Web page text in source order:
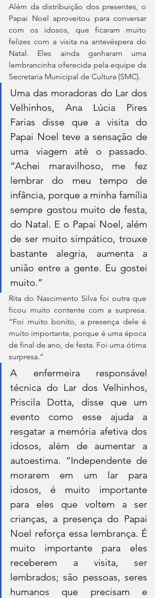
Além da distribuição dos presentes, o
Papai Noel aproveitou para conversar
com os idosos, que ficaram muito
felizes com a visita na antevéspera do
Natal. Eles ainda ganharam uma
lembrancinha oferecida pela equipe da
Secretaria Municipal de Cultura (SMC).
Uma das moradoras do Lar dos
Velhinhos, Ana Lúcia Pires
Farias disse que a visita do
Papai Noel teve a sensação de
uma viagem até o passado.
“Achei maravilhoso, me fez
lembrar do meu tempo de
infância, porque a minha família
sempre gostou muito de festa,
do Natal. E o Papai Noel, além
de ser muito simpático, trouxe
bastante alegria, aumenta a
união entre a gente. Eu gostei
muito.”
Rita do Nascimento Silva foi outra que
ficou muito contente com a surpresa.
“Foi muito bonito, a presença dele é
muito importante, porque é uma época
de final de ano, de festa. Foi uma ótima
surpresa.”
A enfermeira responsável
técnica do Lar dos Velhinhos,
Priscila Dotta, disse que um
evento como esse ajuda a
resgatar a memória afetiva dos
idosos, além de aumentar a
autoestima. “Independente de
morarem em um lar para
idosos, é muito importante
para eles que voltem a ser
crianças, a presença do Papai
Noel reforça essa lembrança. É
muito importante para eles
receberem a visita, ser
lembrados; são pessoas, seres
humanos que precisam e